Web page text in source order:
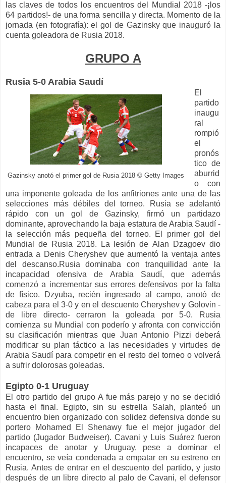
las claves de todos los encuentros del Mundial 2018 -¡los
64 partidos!- de una forma sencilla y directa. Momento de la
jornada (en fotografía): el gol de Gazinsky que inauguró la
cuenta goleadora de Rusia 2018.
GRUPO A
Rusia 5-0 Arabia Saudí
Gazinsky anotó el primer gol de Rusia 2018 © Getty Images
El
partido
inaugu
ral
rompió
el
pronós
tico de
aburrid
o con
una imponente goleada de los anfitriones ante una de las
selecciones más débiles del torneo. Rusia se adelantó
rápido con un gol de Gazinsky, firmó un partidazo
dominante, aprovechando la baja estatura de Arabia Saudí -
la selección más pequeña del torneo. El primer gol del
Mundial de Rusia 2018. La lesión de Alan Dzagoev dio
entrada a Denis Cheryshev que aumentó la ventaja antes
del descanso.Rusia dominaba con tranquilidad ante la
incapacidad ofensiva de Arabia Saudí, que además
comenzó a incrementar sus errores defensivos por la falta
de físico. Dzyuba, recién ingresado al campo, anotó de
cabeza para el 3-0 y en el descuento Cheryshev y Golovin -
de libre directo- cerraron la goleada por 5-0. Rusia
comienza su Mundial con poderío y afronta con convicción
su clasificación mientras que Juan Antonio Pizzi deberá
modificar su plan táctico a las necesidades y virtudes de
Arabia Saudí para competir en el resto del torneo o volverá
a sufrir dolorosas goleadas.
Egipto 0-1 Uruguay
El otro partido del grupo A fue más parejo y no se decidió
hasta el final. Egipto, sin su estrella Salah, planteó un
encuentro bien organizado con solidez defensiva donde su
portero Mohamed El Shenawy fue el mejor jugador del
partido (Jugador Budweiser). Cavani y Luis Suárez fueron
incapaces de anotar y Uruguay, pese a dominar el
encuentro, se veía condenada a empatar en su estreno en
Rusia. Antes de entrar en el descuento del partido, y justo
después de un libre directo al palo de Cavani, el defensor